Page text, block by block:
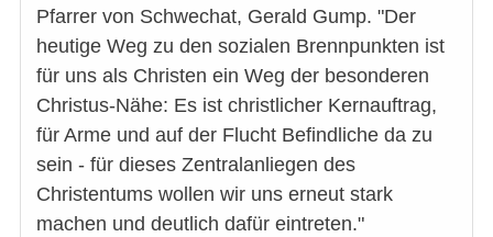
Pfarrer von Schwechat, Gerald Gump. "Der
heutige Weg zu den sozialen Brennpunkten ist
für uns als Christen ein Weg der besonderen
Christus-Nähe: Es ist christlicher Kernauftrag,
für Arme und auf der Flucht Befindliche da zu
sein - für dieses Zentralanliegen des
Christentums wollen wir uns erneut stark
machen und deutlich dafür eintreten."